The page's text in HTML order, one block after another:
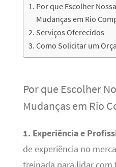
Por que Escolher
Mudanças em Rio
Serviços Oferecidos
Como Solicitar um
Por que Escolher
Mudanças em Rio
1. Experiência e
de experiência no